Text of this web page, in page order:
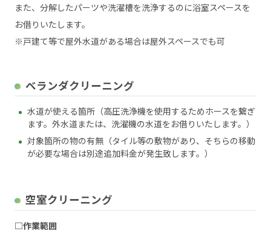
また、分解したパーツや洗濯槽を洗浄するのに浴室スペースを
お借りいたします。
※戸建て等で屋外水道がある場合は屋外スペースでも可
ベランダクリーニング
水道が使える箇所（高圧洗浄機を使用するためホースを繋ぎ
ます。外水道または、洗濯機の水道をお借りいたします。）
対象箇所の物の有無（タイル等の敷物があり、そちらの移動
が必要な場合は別途追加料金が発生致します。）
空室クリーニング
□作業範囲